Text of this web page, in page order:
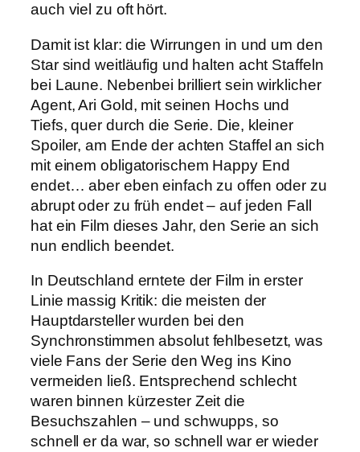
auch viel zu oft hört.
Damit ist klar: die Wirrungen in und um den
Star sind weitläufig und halten acht Staffeln
bei Laune. Nebenbei brilliert sein wirklicher
Agent, Ari Gold, mit seinen Hochs und
Tiefs, quer durch die Serie. Die, kleiner
Spoiler, am Ende der achten Staffel an sich
mit einem obligatorischem Happy End
endet… aber eben einfach zu offen oder zu
abrupt oder zu früh endet – auf jeden Fall
hat ein Film dieses Jahr, den Serie an sich
nun endlich beendet.
In Deutschland erntete der Film in erster
Linie massig Kritik: die meisten der
Hauptdarsteller wurden bei den
Synchronstimmen absolut fehlbesetzt, was
viele Fans der Serie den Weg ins Kino
vermeiden ließ. Entsprechend schlecht
waren binnen kürzester Zeit die
Besuchszahlen – und schwupps, so
schnell er da war, so schnell war er wieder